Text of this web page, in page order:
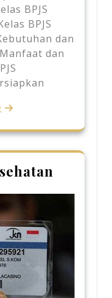
BPJS
BPJS
dan
dan